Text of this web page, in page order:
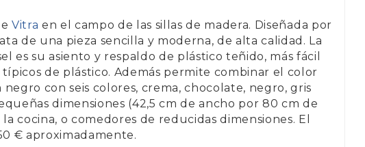
Vitra en el campo de las sillas de madera. Diseñada por
de una pieza sencilla y moderna, de alta calidad. La
es su asiento y respaldo de plástico teñido, más fácil
de plástico. Además permite combinar el color
con seis colores, crema, chocolate, negro, gris
dimensiones (42,5 cm de ancho por 80 cm de
cocina, o comedores de reducidas dimensiones. El
€ aproximadamente.